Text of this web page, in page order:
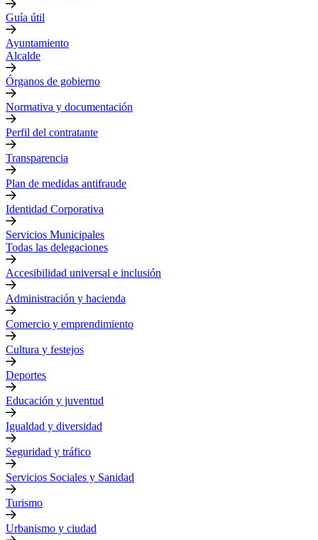
Guía útil
Ayuntamiento
Alcalde
Órganos de gobierno
Normativa y documentación
Perfil del contratante
Transparencia
Plan de medidas antifraude
Identidad Corporativa
Servicios Municipales
Todas las delegaciones
Accesibilidad universal e inclusión
Administración y hacienda
Comercio y emprendimiento
Cultura y festejos
Deportes
Educación y juventud
Igualdad y diversidad
Seguridad y tráfico
Servicios Sociales y Sanidad
Turismo
Urbanismo y ciudad